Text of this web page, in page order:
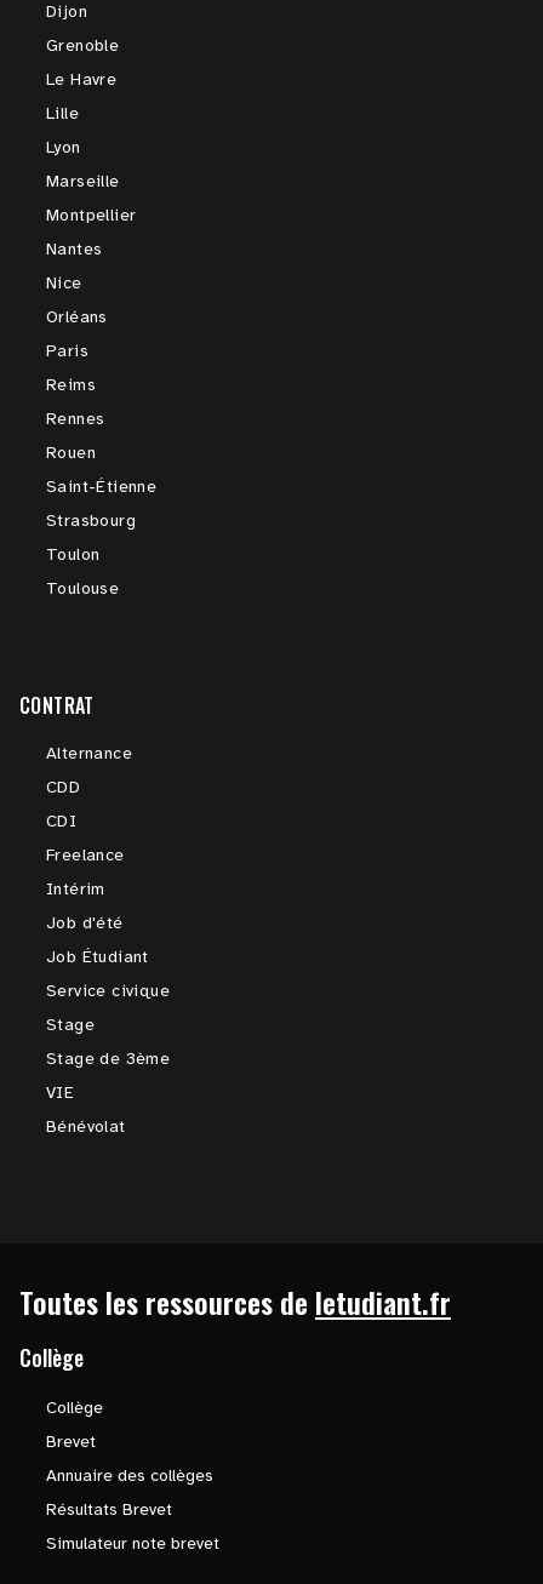
Dijon
Grenoble
Le Havre
Lille
Lyon
Marseille
Montpellier
Nantes
Nice
Orléans
Paris
Reims
Rennes
Rouen
Saint-Étienne
Strasbourg
Toulon
Toulouse
CONTRAT
Alternance
CDD
CDI
Freelance
Intérim
Job d'été
Job Étudiant
Service civique
Stage
Stage de 3ème
VIE
Bénévolat
Toutes les ressources de letudiant.fr
Collège
Collège
Brevet
Annuaire des collèges
Résultats Brevet
Simulateur note brevet